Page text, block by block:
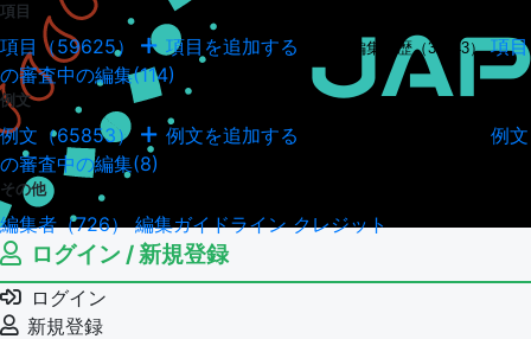
項目
項目（59625） 項目を追加する 項目の編集履歴（34943） 項目
の審査中の編集(114)
例文
例文（65853） 例文を追加する
例文
の審査中の編集(8)
その他
編集者（726）編集ガイドラインクレジット
ログイン / 新規登録
ログイン
新規登録